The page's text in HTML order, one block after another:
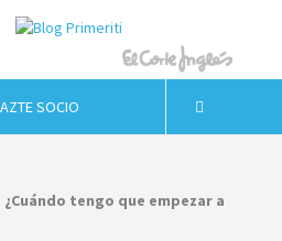
SOCIO
¿Cuándo tengo que empezar a